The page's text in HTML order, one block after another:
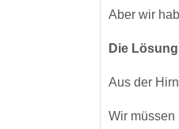
Aber wir
Die
Aus der
Wir müssen